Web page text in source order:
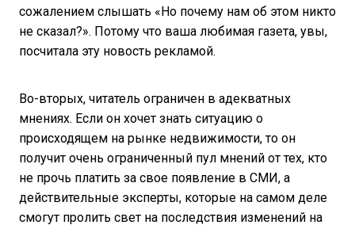
сожалением слышать «Но почему нам об этом никто
не сказал?». Потому что ваша любимая газета, увы,
посчитала эту новость рекламой.
Во-вторых, читатель ограничен в адекватных
мнениях. Если он хочет знать ситуацию о
происходящем на рынке недвижимости, то он
получит очень ограниченный пул мнений от тех, кто
не прочь платить за свое появление в СМИ, а
действительные эксперты, которые на самом деле
смогут пролить свет на последствия изменений на